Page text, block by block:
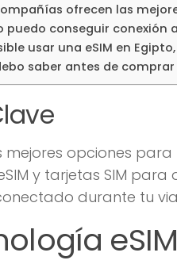
ofrecen las
puedo conseguir conexión
usar una eSIM en
saber antes de
mejores opciones para
y tarjetas SIM
durante tu